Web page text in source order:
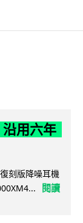
用六年
刻版降噪耳機
閱讀